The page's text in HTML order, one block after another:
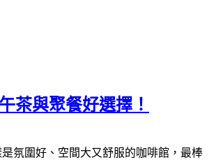
茶與聚餐好選擇！
氛圍好、空間大又舒服的咖啡館，最棒